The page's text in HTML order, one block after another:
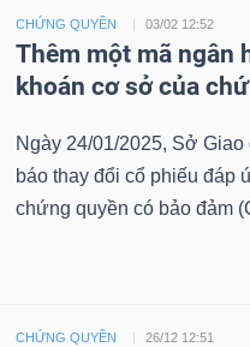
CHỨNG QUYỀN 03/02 12:52
Thêm một mã ngân
khoán cơ sở của
Ngày 24/01/2025, Sở
báo thay đổi cổ phiếu đáp
chứng quyền có bảo đảm
CHỨNG QUYỀN 26/12 12:51